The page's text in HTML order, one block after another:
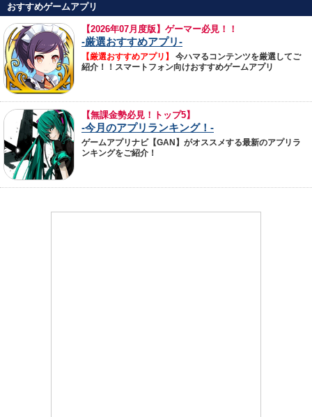
おすすめゲームアプリ
【2026年07月度版】ゲーマー必見！！
-厳選おすすめアプリ-
【厳選おすすめアプリ】
今ハマるコンテンツを厳選してご
紹介！！スマートフォン向けおすすめゲームアプリ
【無課金勢必見！トップ5】
-今月のアプリランキング！-
ゲームアプリナビ【GAN】がオススメする最新のアプリラ
ンキングをご紹介！